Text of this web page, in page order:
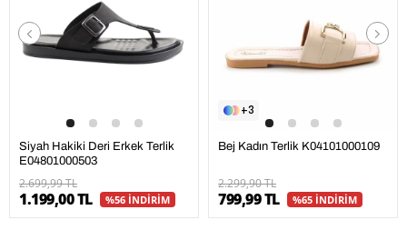
Siyah Hakiki Deri Erkek Terlik
E04801000503
2.699,99 TL
1.199,00 TL %56 İNDİRİM
3
Bej Kadın Terlik K04101000109
2.299,90 TL
799,99 TL %65 İNDİRİM